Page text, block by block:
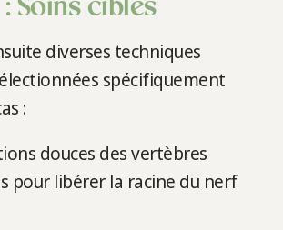
Soins ciblés
diverses techniques
spécifiquement
:
douces des vertèbres
pour libérer la racine du nerf